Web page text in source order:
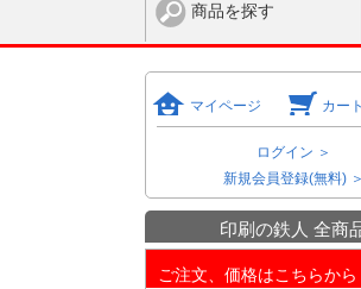
商品を探す
マイページ カー
ログイン ＞
新規会員登録(無料) ＞
印刷の鉄人 全商
ご注文、価格はこちらから